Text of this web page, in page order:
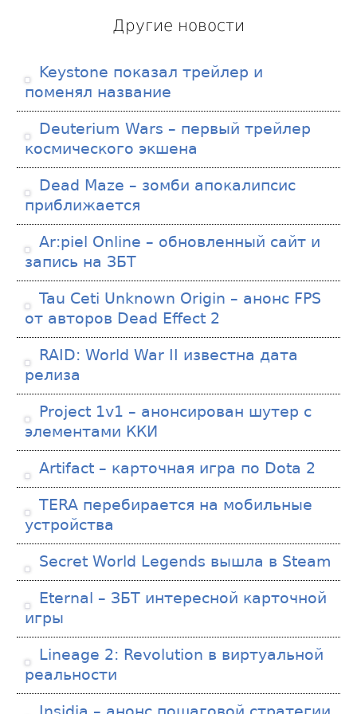
Другие новости
Keystone показал трейлер и
поменял название
Deuterium Wars – первый трейлер
космического экшена
Dead Maze – зомби апокалипсис
приближается
Ar:piel Online – обновленный сайт и
запись на ЗБТ
Tau Ceti Unknown Origin – анонс FPS
от авторов Dead Effect 2
RAID: World War II известна дата
релиза
Project 1v1 – анонсирован шутер с
элементами ККИ
Artifact – карточная игра по Dota 2
TERA перебирается на мобильные
устройства
Secret World Legends вышла в Steam
Eternal – ЗБТ интересной карточной
игры
Lineage 2: Revolution в виртуальной
реальности